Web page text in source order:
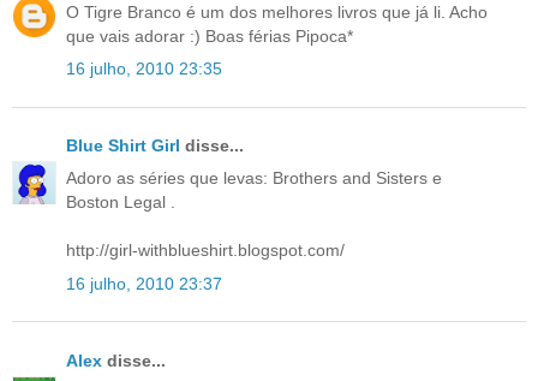
O Tigre Branco é um dos melhores livros que já li. Acho
que vais adorar :) Boas férias Pipoca*
16 julho, 2010 23:35
Blue Shirt Girl disse...
Adoro as séries que levas: Brothers and Sisters e
Boston Legal .
http://girl-withblueshirt.blogspot.com/
16 julho, 2010 23:37
Alex disse...